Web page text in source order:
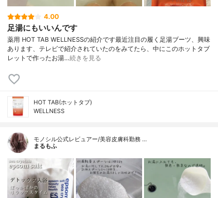
4.00
足湯にもいいんです
薬用 HOT TAB WELLNESSの紹介です最近注目の履く足湯ブーツ、興味
あります、テレビで紹介されていたのをみてたら、中にこのホットタブ
レットで作ったお湯…続きを見る
HOT TAB(ホットタブ)
WELLNESS
モノシル公式レビュアー/美容皮膚科勤務 …
まるもふ